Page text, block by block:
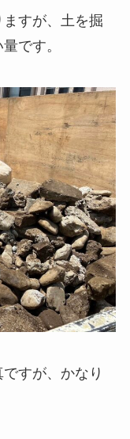
すが、土を掘
です。
すが、かなり